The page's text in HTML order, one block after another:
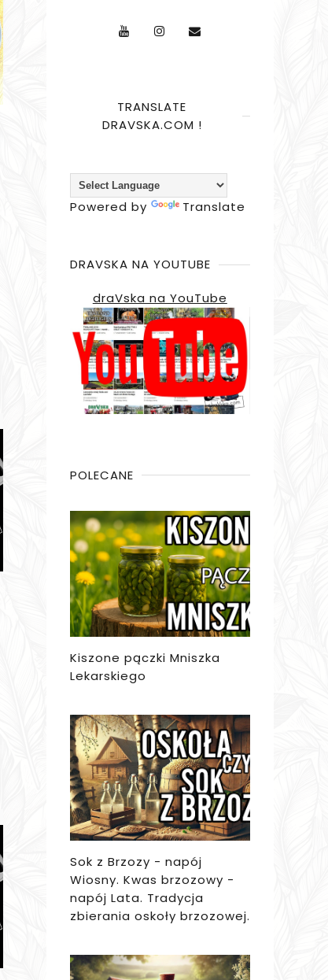
TRANSLATE
DRAVSKA.COM !
Powered by Translate
DRAVSKA NA YOUTUBE
draVska na YouTube
POLECANE
Kiszone pączki Mniszka
Lekarskiego
Sok z Brzozy - napój
Wiosny. Kwas brzozowy -
napój Lata. Tradycja
zbierania oskoły brzozowej.